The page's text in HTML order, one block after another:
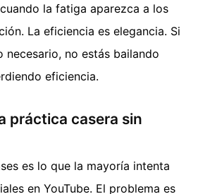
la fatiga aparezca a los
La eficiencia es elegancia. Si
necesario, no estás bailando
eficiencia.
práctica casera sin
es lo que la mayoría intenta
en YouTube. El problema es